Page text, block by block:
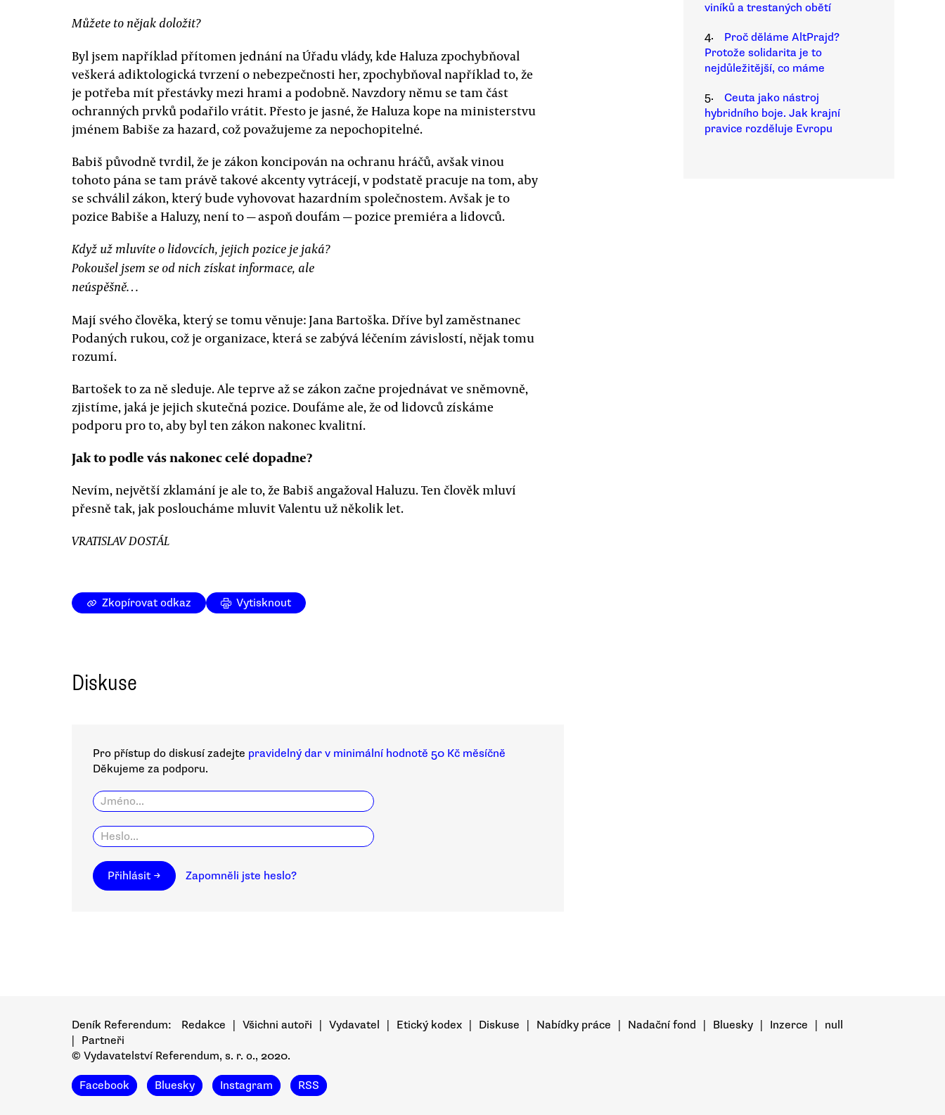
Můžete to nějak doložit?
Byl jsem například přítomen jednání na Úřadu vlády, kde Haluza zpochybňoval
veškerá adiktologická tvrzení o nebezpečnosti her, zpochybňoval například to, že
je potřeba mít přestávky mezi hrami a podobně. Navzdory němu se tam část
ochranných prvků podařilo vrátit. Přesto je jasné, že Haluza kope na ministerstvu
jménem Babiše za hazard, což považujeme za nepochopitelné.
Babiš původně tvrdil, že je zákon koncipován na ochranu hráčů, avšak vinou
tohoto pána se tam právě takové akcenty vytrácejí, v podstatě pracuje na tom, aby
se schválil zákon, který bude vyhovovat hazardním společnostem. Avšak je to
pozice Babiše a Haluzy, není to — aspoň doufám — pozice premiéra a lidovců.
Když už mluvíte o lidovcích, jejich pozice je jaká?
Pokoušel jsem se od nich získat informace, ale
neúspěšně…
Mají svého člověka, který se tomu věnuje: Jana Bartoška. Dříve byl zaměstnanec
Podaných rukou, což je organizace, která se zabývá léčením závislostí, nějak tomu
rozumí.
Bartošek to za ně sleduje. Ale teprve až se zákon začne projednávat ve sněmovně,
zjistíme, jaká je jejich skutečná pozice. Doufáme ale, že od lidovců získáme
podporu pro to, aby byl ten zákon nakonec kvalitní.
Jak to podle vás nakonec celé dopadne?
Nevím, největší zklamání je ale to, že Babiš angažoval Haluzu. Ten člověk mluví
přesně tak, jak posloucháme mluvit Valentu už několik let.
VRATISLAV DOSTÁL
viníků a trestaných obětí
4.
Proč děláme AltPrajd?
Protože solidarita je to
nejdůležitější, co máme
5.
Ceuta jako nástroj
hybridního boje. Jak krajní
pravice rozděluje Evropu
Zkopírovat odkaz Vytisknout
Diskuse
Pro přístup do diskusí zadejte pravidelný dar v minimální hodnotě 50 Kč měsíčně
Děkujeme za podporu.
Přihlásit → Zapomněli jste heslo?
Deník Referendum: Redakce Všichni autoři Vydavatel Etický kodex Diskuse Nabídky práce Nadační fond Bluesky Inzerce
null
Partneři
© Vydavatelství Referendum, s. r. o., 2020.
Facebook Bluesky Instagram RSS